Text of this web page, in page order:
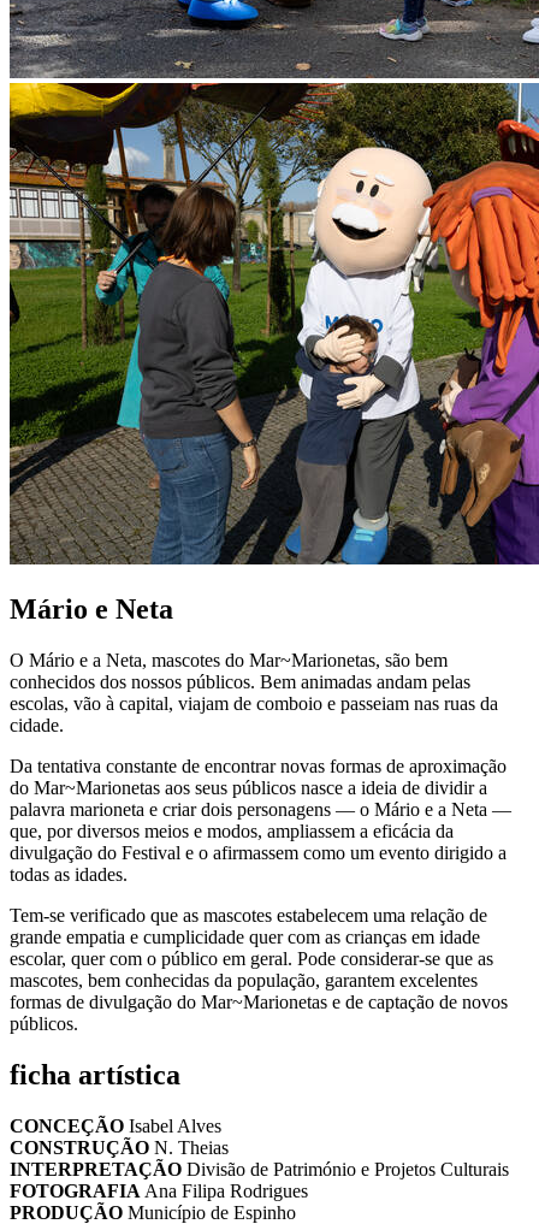
Mário e Neta
O Mário e a Neta, mascotes do Mar~Marionetas, são bem
conhecidos dos nossos públicos. Bem animadas andam pelas
escolas, vão à capital, viajam de comboio e passeiam nas ruas da
cidade.
Da tentativa constante de encontrar novas formas de aproximação
do Mar~Marionetas aos seus públicos nasce a ideia de dividir a
palavra marioneta e criar dois personagens — o Mário e a Neta —
que, por diversos meios e modos, ampliassem a eficácia da
divulgação do Festival e o afirmassem como um evento dirigido a
todas as idades.
Tem-se verificado que as mascotes estabelecem uma relação de
grande empatia e cumplicidade quer com as crianças em idade
escolar, quer com o público em geral. Pode considerar-se que as
mascotes, bem conhecidas da população, garantem excelentes
formas de divulgação do Mar~Marionetas e de captação de novos
públicos.
ficha artística
CONCEÇÃO Isabel Alves
CONSTRUÇÃO N. Theias
INTERPRETAÇÃO Divisão de Património e Projetos Culturais
FOTOGRAFIA Ana Filipa Rodrigues
PRODUÇÃO Município de Espinho